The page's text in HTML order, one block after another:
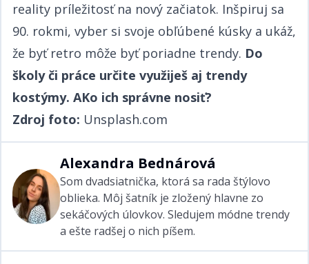
reality príležitosť na nový začiatok. Inšpiruj sa
90. rokmi, vyber si svoje obľúbené kúsky a ukáž,
že byť retro môže byť poriadne trendy.​​​​‌ ‍ ​‍​‍‌‍ ‌ ​‍‌‍‍‌‌‍‌ ‌‍‍‌‌‍ ‍​‍​‍​ ‍‍​‍​‍‌ ​ ‌‍​‌‌‍ ‍‌‍‍‌‌ ‌​‌ ‍‌​‍ ‍‌‍‍‌‌‍ ​‍​‍​‍ ​​‍​‍‌‍‍​‌ ​‍‌‍‌‌‌‍‌‍​‍​‍​ ‍‍​‍​‍‌‍‍​‌ ‌​‌ ‌​‌ ​​​ ‍‍​‍ ​‍ ‌‍ ​‌‍ ‌‍​ ‌‍​‌‌‍ ​‌‍‍​‌‍ ‌ ​ ‌ ‌​​ ‍‍​ ​ ​ ​​​ ​​​ ​​​‍ ‌ ​ ‌ ‌​‌ ‌‌‌‍‌​‌‍‍‌‌‍ ​‍ ‌‍‍‌‌‍ ‍‌ ‌​‌‍‌‌‌‍ ‍‌ ‌​​‍ ‌‍‌‌‌‍‌​‌‍‍‌‌ ‌​​‍ ‌‍ ‌‌‍ ‌‍‌​‌‍‌‌​ ‌‌ ​​‌ ​‍‌‍‌‌‌ ​ ‌‍‌‌‌‍ ‍‌ ‌​‌‍​‌‌ ‌​‌‍‍‌‌‍ ‌‍ ‍​ ‍ ‌‍‍‌‌‍‌​​ ‌​ ​‍‌‍​ ‌‍​ ‌‍‌​​ ‍​​ ‍​​ ‌‌​ ​‌​‍ ‌​ ‍​​ ​ ‌‍​‌​ ​‌​‍ ‌​ ‌​‌‍‌​​ ​‌​ ​‍​‍ ‌‌‍​‌‌‍​‌​ ​​​ ​​​‍ ‌​ ‍‌​ ‌ ​ ​‌‌‍​ ​ ​‌​ ​‌‌‍​‍‌‍‌​​ ​‍‌‍‌​‌‍‌‍​ ‌ ​ ‍ ‌ ‌​‌ ‍‌‌ ​​‌‍‌‌​ ‌‌ ​​‌‍ ‌ ​ ‌ ‌​​ ‍ ‌ ​​‌‍​‌‌ ‌​‌‍‍​​ ‌‌‍​ ‌‍ ‌‍ ‍‌ ‌​‌‍‌‌‌‍ ‍‌ ‌​​‍‌‌​ ‌‌‌​​‍‌‌ ‌‍‍ ‌‍‌‌‌ ‍‌​‍‌‌​ ​ ‌​‌​​‍‌‌​ ​ ‌​‌​​‍‌‌​ ​‍​ ​‍‌‍‌​​ ‌ ‌‍‌‍​ ‌ ‌‍‌​‌‍​ ​ ‌‌​ ​‌‌‍‌‍​ ‌​​ ‌‌​ ‍​​‍‌‌​ ​‍​ ​‍​‍‌‌​ ‌‌‌​‌​​‍ ‍‌‍​ ‌‍‍​‌‍‍‌‌‍ ​‌‍‌​‌ ​‍‌‍‌‌‌‍ ‍​‍‌‌​ ‌‌‌​​‍‌‌ ‌‍‍ ‌‍‌‌‌ ‍‌​‍‌‌​ ​ ‌​‌​​‍‌‌​ ​ ‌​‌​​‍‌‌​ ​‍​ ​‍​ ‍​‌‍‌‍‌‍‌‌​ ​ ​ ‌ ​ ​‍​ ​‍​ ‌‌‌‍‌​​ ‌ ​ ​ ​ ​‍​‍‌‌​ ​‍​ ​‍​‍‌‌​ ‌‌‌​‌​​‍ ‍‌ ‌​‌‍‌‌‌ ‍​‌ ‌​​ ‌‍​‍‌‍​‌‌ ​ ‌‍‌‌‌‌‌‌‌ ​‍‌‍ ​​ ‌‌‍‍​‌ ‌​‌ ‌​‌ ​​​‍‌‌​ ​ ‌​​‌​‍‌‌​ ​‍‌​‌‍​‍‌‌​ ​‍‌​‌‍‌‍ ​‌‍ ‌‍​ ‌‍​‌‌‍ ​‌‍‍​‌‍ ‌ ​ ‌ ‌​​‍‌‌​ ​ ‌​​‌​ ​ ​ ​​​ ​​​ ​​​‍‌‌​ ​‍‌​‌‍‌ ​ ‌ ‌​‌ ‌‌‌‍‌​‌‍‍‌‌‍ ​‍‌‍‌‍‍‌‌‍‌​​ ‌​ ​‍‌‍​ ‌‍​ ‌‍‌​​ ‍​​ ‍​​ ‌‌​ ​‌​‍ ‌​ ‍​​ ​ ‌‍​‌​ ​‌​‍ ‌​ ‌​‌‍‌​​ ​‌​ ​‍​‍ ‌‌‍​‌‌‍​‌​ ​​​ ​​​‍ ‌​ ‍‌​ ‌ ​ ​‌‌‍​ ​ ​‌​ ​‌‌‍​‍‌‍‌​​ ​‍‌‍‌​‌‍‌‍​ ‌ ​‍‌‍‌ ‌​‌ ‍‌‌ ​​‌‍‌‌​ ‌‌ ​​‌‍ ‌ ​ ‌ ‌​​‍‌‍‌ ​​‌‍​‌‌ ‌​‌‍‍​​ ‌‌‍​ ‌‍ ‌‍ ‍‌ ‌​‌‍‌‌‌‍ ‍‌ ‌​​‍‌‌​ ‌‌‌​​‍‌‌ ‌‍‍ ‌‍‌‌‌ ‍‌​‍‌‌​ ​ ‌​‌​​‍‌‌​ ​ ‌​‌​​‍‌‌​ ​‍​ ​‍‌‍‌​​ ‌ ‌‍‌‍​ ‌ ‌‍‌​‌‍​ ​ ‌‌​ ​‌‌‍‌‍​ ‌​​ ‌‌​ ‍​​‍‌‌​ ​‍​ ​‍​‍‌‌​ ‌‌‌​‌​​‍ ‍‌‍​ ‌‍‍​‌‍‍‌‌‍ ​‌‍‌​‌ ​‍‌‍‌‌‌‍ ‍​‍‌‌​ ‌‌‌​​‍‌‌ ‌‍‍ ‌‍‌‌‌ ‍‌​‍‌‌​ ​ ‌​‌​​‍‌‌​ ​ ‌​‌​​‍‌‌​ ​‍​ ​‍​ ‍​‌‍‌‍‌‍‌‌​ ​ ​ ‌ ​ ​‍​ ​‍​ ‌‌‌‍‌​​ ‌ ​ ​ ​ ​‍​‍‌‌​ ​‍​ ​‍​‍‌‌​ ‌‌‌​‌​​‍ ‍‌ ‌​‌‍‌‌‌ ‍​‌ ‌​​‍‌‍‌ ​​‌‍‌‌‌ ​‍‌ ​ ‌ ​​‌‍‌‌‌‍​ ‌ ‌​‌‍‍‌‌ ‌‍‌‍‌‌​ ‌‌ ​​‌ ‌‌‌‍​‍‌‍ ​‌‍‍‌‌ ​ ‌‍‍​‌‍‌‌‌‍‌​​‍​‍‌ ‌ Do
školy či práce určite využiješ aj trendy
kostýmy. AKo ich správne nosiť?​​​​‌ ‍ ​‍​‍‌‍ ‌ ​‍‌‍‍‌‌‍‌ ‌‍‍‌‌‍ ‍​‍​‍​ ‍‍​‍​‍‌ ​ ‌‍​‌‌‍ ‍‌‍‍‌‌ ‌​‌ ‍‌​‍ ‍‌‍‍‌‌‍ ​‍​‍​‍ ​​‍​‍‌‍‍​‌ ​‍‌‍‌‌‌‍‌‍​‍​‍​ ‍‍​‍​‍‌‍‍​‌ ‌​‌ ‌​‌ ​​​ ‍‍​‍ ​‍ ‌‍ ​‌‍ ‌‍​ ‌‍​‌‌‍ ​‌‍‍​‌‍ ‌ ​ ‌ ‌​​ ‍‍​ ​ ​ ​​​ ​​​ ​​​‍ ‌ ​ ‌ ‌​‌ ‌‌‌‍‌​‌‍‍‌‌‍ ​‍ ‌‍‍‌‌‍ ‍‌ ‌​‌‍‌‌‌‍ ‍‌ ‌​​‍ ‌‍‌‌‌‍‌​‌‍‍‌‌ ‌​​‍ ‌‍ ‌‌‍ ‌‍‌​‌‍‌‌​ ‌‌ ​​‌ ​‍‌‍‌‌‌ ​ ‌‍‌‌‌‍ ‍‌ ‌​‌‍​‌‌ ‌​‌‍‍‌‌‍ ‌‍ ‍​ ‍ ‌‍‍‌‌‍‌​​ ‌​ ​‍‌‍​ ‌‍​ ‌‍‌​​ ‍​​ ‍​​ ‌‌​ ​‌​‍ ‌​ ‍​​ ​ ‌‍​‌​ ​‌​‍ ‌​ ‌​‌‍‌​​ ​‌​ ​‍​‍ ‌‌‍​‌‌‍​‌​ ​​​ ​​​‍ ‌​ ‍‌​ ‌ ​ ​‌‌‍​ ​ ​‌​ ​‌‌‍​‍‌‍‌​​ ​‍‌‍‌​‌‍‌‍​ ‌ ​ ‍ ‌ ‌​‌ ‍‌‌ ​​‌‍‌‌​ ‌‌ ​​‌‍ ‌ ​ ‌ ‌​​ ‍ ‌ ​​‌‍​‌‌ ‌​‌‍‍​​ ‌‌‍​ ‌‍ ‌‍ ‍‌ ‌​‌‍‌‌‌‍ ‍‌ ‌​​‍‌‌​ ‌‌‌​​‍‌‌ ‌‍‍ ‌‍‌‌‌ ‍‌​‍‌‌​ ​ ‌​‌​​‍‌‌​ ​ ‌​‌​​‍‌‌​ ​‍​ ​‍‌‍‌​​ ‌ ‌‍‌‍​ ‌ ‌‍‌​‌‍​ ​ ‌‌​ ​‌‌‍‌‍​ ‌​​ ‌‌​ ‍​​‍‌‌​ ​‍​ ​‍​‍‌‌​ ‌‌‌​‌​​‍ ‍‌‍​ ‌‍‍​‌‍‍‌‌‍ ​‌‍‌​‌ ​‍‌‍‌‌‌‍ ‍​‍‌‌​ ‌‌‌​​‍‌‌ ‌‍‍ ‌‍‌‌‌ ‍‌​‍‌‌​ ​ ‌​‌​​‍‌‌​ ​ ‌​‌​​‍‌‌​ ​‍​ ​‍​ ‌‍​ ‌ ​ ‍‌​ ‌ ​ ‍​‌‍​‌​ ‍​‌‍‌‍​ ‍​‌‍‌‌‌‍‌​‌‍‌‌​‍‌‌​ ​‍​ ​‍​‍‌‌​ ‌‌‌​‌​​‍ ‍‌ ‌​‌‍‌‌‌ ‍​‌ ‌​​ ‌‍​‍‌‍​‌‌ ​ ‌‍‌‌‌‌‌‌‌ ​‍‌‍ ​​ ‌‌‍‍​‌ ‌​‌ ‌​‌ ​​​‍‌‌​ ​ ‌​​‌​‍‌‌​ ​‍‌​‌‍​‍‌‌​ ​‍‌​‌‍‌‍ ​‌‍ ‌‍​ ‌‍​‌‌‍ ​‌‍‍​‌‍ ‌ ​ ‌ ‌​​‍‌‌​ ​ ‌​​‌​ ​ ​ ​​​ ​​​ ​​​‍‌‌​ ​‍‌​‌‍‌ ​ ‌ ‌​‌ ‌‌‌‍‌​‌‍‍‌‌‍ ​‍‌‍‌‍‍‌‌‍‌​​ ‌​ ​‍‌‍​ ‌‍​ ‌‍‌​​ ‍​​ ‍​​ ‌‌​ ​‌​‍ ‌​ ‍​​ ​ ‌‍​‌​ ​‌​‍ ‌​ ‌​‌‍‌​​ ​‌​ ​‍​‍ ‌‌‍​‌‌‍​‌​ ​​​ ​​​‍ ‌​ ‍‌​ ‌ ​ ​‌‌‍​ ​ ​‌​ ​‌‌‍​‍‌‍‌​​ ​‍‌‍‌​‌‍‌‍​ ‌ ​‍‌‍‌ ‌​‌ ‍‌‌ ​​‌‍‌‌​ ‌‌ ​​‌‍ ‌ ​ ‌ ‌​​‍‌‍‌ ​​‌‍​‌‌ ‌​‌‍‍​​ ‌‌‍​ ‌‍ ‌‍ ‍‌ ‌​‌‍‌‌‌‍ ‍‌ ‌​​‍‌‌​ ‌‌‌​​‍‌‌ ‌‍‍ ‌‍‌‌‌ ‍‌​‍‌‌​ ​ ‌​‌​​‍‌‌​ ​ ‌​‌​​‍‌‌​ ​‍​ ​‍‌‍‌​​ ‌ ‌‍‌‍​ ‌ ‌‍‌​‌‍​ ​ ‌‌​ ​‌‌‍‌‍​ ‌​​ ‌‌​ ‍​​‍‌‌​ ​‍​ ​‍​‍‌‌​ ‌‌‌​‌​​‍ ‍‌‍​ ‌‍‍​‌‍‍‌‌‍ ​‌‍‌​‌ ​‍‌‍‌‌‌‍ ‍​‍‌‌​ ‌‌‌​​‍‌‌ ‌‍‍ ‌‍‌‌‌ ‍‌​‍‌‌​ ​ ‌​‌​​‍‌‌​ ​ ‌​‌​​‍‌‌​ ​‍​ ​‍​ ‌‍​ ‌ ​ ‍‌​ ‌ ​ ‍​‌‍​‌​ ‍​‌‍‌‍​ ‍​‌‍‌‌‌‍‌​‌‍‌‌​‍‌‌​ ​‍​ ​‍​‍‌‌​ ‌‌‌​‌​​‍ ‍‌ ‌​‌‍‌‌‌ ‍​‌ ‌​​‍‌‍‌ ​​‌‍‌‌‌ ​‍‌ ​ ‌ ​​‌‍‌‌‌‍​ ‌ ‌​‌‍‍‌‌ ‌‍‌‍‌‌​ ‌‌ ​​‌ ‌‌‌‍​‍‌‍ ​‌‍‍‌‌ ​ ‌‍‍​‌‍‌‌‌‍‌​​‍​‍‌ ‌
Zdroj foto:​​​​‌ ‍ ​‍​‍‌‍ ‌ ​‍‌‍‍‌‌‍‌ ‌‍‍‌‌‍ ‍​‍​‍​ ‍‍​‍​‍‌ ​ ‌‍​‌‌‍ ‍‌‍‍‌‌ ‌​‌ ‍‌​‍ ‍‌‍‍‌‌‍ ​‍​‍​‍ ​​‍​‍‌‍‍​‌ ​‍‌‍‌‌‌‍‌‍​‍​‍​ ‍‍​‍​‍‌‍‍​‌ ‌​‌ ‌​‌ ​​​ ‍‍​‍ ​‍ ‌‍ ​‌‍ ‌‍​ ‌‍​‌‌‍ ​‌‍‍​‌‍ ‌ ​ ‌ ‌​​ ‍‍​ ​ ​ ​​​ ​​​ ​​​‍ ‌ ​ ‌ ‌​‌ ‌‌‌‍‌​‌‍‍‌‌‍ ​‍ ‌‍‍‌‌‍ ‍‌ ‌​‌‍‌‌‌‍ ‍‌ ‌​​‍ ‌‍‌‌‌‍‌​‌‍‍‌‌ ‌​​‍ ‌‍ ‌‌‍ ‌‍‌​‌‍‌‌​ ‌‌ ​​‌ ​‍‌‍‌‌‌ ​ ‌‍‌‌‌‍ ‍‌ ‌​‌‍​‌‌ ‌​‌‍‍‌‌‍ ‌‍ ‍​ ‍ ‌‍‍‌‌‍‌​​ ‌​ ​‍‌‍​ ‌‍​ ‌‍‌​​ ‍​​ ‍​​ ‌‌​ ​‌​‍ ‌​ ‍​​ ​ ‌‍​‌​ ​‌​‍ ‌​ ‌​‌‍‌​​ ​‌​ ​‍​‍ ‌‌‍​‌‌‍​‌​ ​​​ ​​​‍ ‌​ ‍‌​ ‌ ​ ​‌‌‍​ ​ ​‌​ ​‌‌‍​‍‌‍‌​​ ​‍‌‍‌​‌‍‌‍​ ‌ ​ ‍ ‌ ‌​‌ ‍‌‌ ​​‌‍‌‌​ ‌‌ ​​‌‍ ‌ ​ ‌ ‌​​ ‍ ‌ ​​‌‍​‌‌ ‌​‌‍‍​​ ‌‌‍​ ‌‍ ‌‍ ‍‌ ‌​‌‍‌‌‌‍ ‍‌ ‌​​‍‌‌​ ‌‌‌​​‍‌‌ ‌‍‍ ‌‍‌‌‌ ‍‌​‍‌‌​ ​ ‌​‌​​‍‌‌​ ​ ‌​‌​​‍‌‌​ ​‍​ ​‍​ ‌‌‌‍​‍‌‍​‍​ ​​‌‍​‍‌‍​‍​ ​​​ ‍​‌‍‌‌‌‍‌‌‌‍​ ​ ‍‌​‍‌‌​ ​‍​ ​‍​‍‌‌​ ‌‌‌​‌​​‍ ‍‌‍​ ‌‍‍​‌‍‍‌‌‍ ​‌‍‌​‌ ​‍‌‍‌‌‌‍ ‍​‍‌‌​ ‌‌‌​​‍‌‌ ‌‍‍ ‌‍‌‌‌ ‍‌​‍‌‌​ ​ ‌​‌​​‍‌‌​ ​ ‌​‌​​‍‌‌​ ​‍​ ​‍‌‍‌​‌‍‌​‌‍‌​‌‍‌​‌‍​‍​ ‍‌‌‍​‍‌‍‌​​ ​ ​ ‍‌​ ‌ ‌‍‌​​‍‌‌​ ​‍​ ​‍​‍‌‌​ ‌‌‌​‌​​‍ ‍‌ ‌​‌‍‌‌‌ ‍​‌ ‌​​ ‌‍​‍‌‍​‌‌ ​ ‌‍‌‌‌‌‌‌‌ ​‍‌‍ ​​ ‌‌‍‍​‌ ‌​‌ ‌​‌ ​​​‍‌‌​ ​ ‌​​‌​‍‌‌​ ​‍‌​‌‍​‍‌‌​ ​‍‌​‌‍‌‍ ​‌‍ ‌‍​ ‌‍​‌‌‍ ​‌‍‍​‌‍ ‌ ​ ‌ ‌​​‍‌‌​ ​ ‌​​‌​ ​ ​ ​​​ ​​​ ​​​‍‌‌​ ​‍‌​‌‍‌ ​ ‌ ‌​‌ ‌‌‌‍‌​‌‍‍‌‌‍ ​‍‌‍‌‍‍‌‌‍‌​​ ‌​ ​‍‌‍​ ‌‍​ ‌‍‌​​ ‍​​ ‍​​ ‌‌​ ​‌​‍ ‌​ ‍​​ ​ ‌‍​‌​ ​‌​‍ ‌​ ‌​‌‍‌​​ ​‌​ ​‍​‍ ‌‌‍​‌‌‍​‌​ ​​​ ​​​‍ ‌​ ‍‌​ ‌ ​ ​‌‌‍​ ​ ​‌​ ​‌‌‍​‍‌‍‌​​ ​‍‌‍‌​‌‍‌‍​ ‌ ​‍‌‍‌ ‌​‌ ‍‌‌ ​​‌‍‌‌​ ‌‌ ​​‌‍ ‌ ​ ‌ ‌​​‍‌‍‌ ​​‌‍​‌‌ ‌​‌‍‍​​ ‌‌‍​ ‌‍ ‌‍ ‍‌ ‌​‌‍‌‌‌‍ ‍‌ ‌​​‍‌‌​ ‌‌‌​​‍‌‌ ‌‍‍ ‌‍‌‌‌ ‍‌​‍‌‌​ ​ ‌​‌​​‍‌‌​ ​ ‌​‌​​‍‌‌​ ​‍​ ​‍​ ‌‌‌‍​‍‌‍​‍​ ​​‌‍​‍‌‍​‍​ ​​​ ‍​‌‍‌‌‌‍‌‌‌‍​ ​ ‍‌​‍‌‌​ ​‍​ ​‍​‍‌‌​ ‌‌‌​‌​​‍ ‍‌‍​ ‌‍‍​‌‍‍‌‌‍ ​‌‍‌​‌ ​‍‌‍‌‌‌‍ ‍​‍‌‌​ ‌‌‌​​‍‌‌ ‌‍‍ ‌‍‌‌‌ ‍‌​‍‌‌​ ​ ‌​‌​​‍‌‌​ ​ ‌​‌​​‍‌‌​ ​‍​ ​‍‌‍‌​‌‍‌​‌‍‌​‌‍‌​‌‍​‍​ ‍‌‌‍​‍‌‍‌​​ ​ ​ ‍‌​ ‌ ‌‍‌​​‍‌‌​ ​‍​ ​‍​‍‌‌​ ‌‌‌​‌​​‍ ‍‌ ‌​‌‍‌‌‌ ‍​‌ ‌​​‍‌‍‌ ​​‌‍‌‌‌ ​‍‌ ​ ‌ ​​‌‍‌‌‌‍​ ‌ ‌​‌‍‍‌‌ ‌‍‌‍‌‌​ ‌‌ ​​‌ ‌‌‌‍​‍‌‍ ​‌‍‍‌‌ ​ ‌‍‍​‌‍‌‌‌‍‌​​‍​‍‌ ‌ Unsplash.com​​​​‌ ‍ ​‍​‍‌‍ ‌ ​‍‌‍‍‌‌‍‌ ‌‍‍‌‌‍ ‍​‍​‍​ ‍‍​‍​‍‌ ​ ‌‍​‌‌‍ ‍‌‍‍‌‌ ‌​‌ ‍‌​‍ ‍‌‍‍‌‌‍ ​‍​‍​‍ ​​‍​‍‌‍‍​‌ ​‍‌‍‌‌‌‍‌‍​‍​‍​ ‍‍​‍​‍‌‍‍​‌ ‌​‌ ‌​‌ ​​​ ‍‍​‍ ​‍ ‌‍ ​‌‍ ‌‍​ ‌‍​‌‌‍ ​‌‍‍​‌‍ ‌ ​ ‌ ‌​​ ‍‍​ ​ ​ ​​​ ​​​ ​​​‍ ‌ ​ ‌ ‌​‌ ‌‌‌‍‌​‌‍‍‌‌‍ ​‍ ‌‍‍‌‌‍ ‍‌ ‌​‌‍‌‌‌‍ ‍‌ ‌​​‍ ‌‍‌‌‌‍‌​‌‍‍‌‌ ‌​​‍ ‌‍ ‌‌‍ ‌‍‌​‌‍‌‌​ ‌‌ ​​‌ ​‍‌‍‌‌‌ ​ ‌‍‌‌‌‍ ‍‌ ‌​‌‍​‌‌ ‌​‌‍‍‌‌‍ ‌‍ ‍​ ‍ ‌‍‍‌‌‍‌​​ ‌​ ​‍‌‍​ ‌‍​ ‌‍‌​​ ‍​​ ‍​​ ‌‌​ ​‌​‍ ‌​ ‍​​ ​ ‌‍​‌​ ​‌​‍ ‌​ ‌​‌‍‌​​ ​‌​ ​‍​‍ ‌‌‍​‌‌‍​‌​ ​​​ ​​​‍ ‌​ ‍‌​ ‌ ​ ​‌‌‍​ ​ ​‌​ ​‌‌‍​‍‌‍‌​​ ​‍‌‍‌​‌‍‌‍​ ‌ ​ ‍ ‌ ‌​‌ ‍‌‌ ​​‌‍‌‌​ ‌‌ ​​‌‍ ‌ ​ ‌ ‌​​ ‍ ‌ ​​‌‍​‌‌ ‌​‌‍‍​​ ‌‌‍​ ‌‍ ‌‍ ‍‌ ‌​‌‍‌‌‌‍ ‍‌ ‌​​‍‌‌​ ‌‌‌​​‍‌‌ ‌‍‍ ‌‍‌‌‌ ‍‌​‍‌‌​ ​ ‌​‌​​‍‌‌​ ​ ‌​‌​​‍‌‌​ ​‍​ ​‍​ ‌‌‌‍​‍‌‍​‍​ ​​‌‍​‍‌‍​‍​ ​​​ ‍​‌‍‌‌‌‍‌‌‌‍​ ​ ‍‌​‍‌‌​ ​‍​ ​‍​‍‌‌​ ‌‌‌​‌​​‍ ‍‌‍​ ‌‍‍​‌‍‍‌‌‍ ​‌‍‌​‌ ​‍‌‍‌‌‌‍ ‍​‍‌‌​ ‌‌‌​​‍‌‌ ‌‍‍ ‌‍‌‌‌ ‍‌​‍‌‌​ ​ ‌​‌​​‍‌‌​ ​ ‌​‌​​‍‌‌​ ​‍​ ​‍​ ​​​ ​‌​ ​‌​ ‍‌‌‍​‍​ ​‍​ ‌ ​ ‌ ‌‍​ ​ ‌​‌‍​‍​ ​ ​‍‌‌​ ​‍​ ​‍​‍‌‌​ ‌‌‌​‌​​‍ ‍‌ ‌​‌‍‌‌‌ ‍​‌ ‌​​ ‌‍​‍‌‍​‌‌ ​ ‌‍‌‌‌‌‌‌‌ ​‍‌‍ ​​ ‌‌‍‍​‌ ‌​‌ ‌​‌ ​​​‍‌‌​ ​ ‌​​‌​‍‌‌​ ​‍‌​‌‍​‍‌‌​ ​‍‌​‌‍‌‍ ​‌‍ ‌‍​ ‌‍​‌‌‍ ​‌‍‍​‌‍ ‌ ​ ‌ ‌​​‍‌‌​ ​ ‌​​‌​ ​ ​ ​​​ ​​​ ​​​‍‌‌​ ​‍‌​‌‍‌ ​ ‌ ‌​‌ ‌‌‌‍‌​‌‍‍‌‌‍ ​‍‌‍‌‍‍‌‌‍‌​​ ‌​ ​‍‌‍​ ‌‍​ ‌‍‌​​ ‍​​ ‍​​ ‌‌​ ​‌​‍ ‌​ ‍​​ ​ ‌‍​‌​ ​‌​‍ ‌​ ‌​‌‍‌​​ ​‌​ ​‍​‍ ‌‌‍​‌‌‍​‌​ ​​​ ​​​‍ ‌​ ‍‌​ ‌ ​ ​‌‌‍​ ​ ​‌​ ​‌‌‍​‍‌‍‌​​ ​‍‌‍‌​‌‍‌‍​ ‌ ​‍‌‍‌ ‌​‌ ‍‌‌ ​​‌‍‌‌​ ‌‌ ​​‌‍ ‌ ​ ‌ ‌​​‍‌‍‌ ​​‌‍​‌‌ ‌​‌‍‍​​ ‌‌‍​ ‌‍ ‌‍ ‍‌ ‌​‌‍‌‌‌‍ ‍‌ ‌​​‍‌‌​ ‌‌‌​​‍‌‌ ‌‍‍ ‌‍‌‌‌ ‍‌​‍‌‌​ ​ ‌​‌​​‍‌‌​ ​ ‌​‌​​‍‌‌​ ​‍​ ​‍​ ‌‌‌‍​‍‌‍​‍​ ​​‌‍​‍‌‍​‍​ ​​​ ‍​‌‍‌‌‌‍‌‌‌‍​ ​ ‍‌​‍‌‌​ ​‍​ ​‍​‍‌‌​ ‌‌‌​‌​​‍ ‍‌‍​ ‌‍‍​‌‍‍‌‌‍ ​‌‍‌​‌ ​‍‌‍‌‌‌‍ ‍​‍‌‌​ ‌‌‌​​‍‌‌ ‌‍‍ ‌‍‌‌‌ ‍‌​‍‌‌​ ​ ‌​‌​​‍‌‌​ ​ ‌​‌​​‍‌‌​ ​‍​ ​‍​ ​​​ ​‌​ ​‌​ ‍‌‌‍​‍​ ​‍​ ‌ ​ ‌ ‌‍​ ​ ‌​‌‍​‍​ ​ ​‍‌‌​ ​‍​ ​‍​‍‌‌​ ‌‌‌​‌​​‍ ‍‌ ‌​‌‍‌‌‌ ‍​‌ ‌​​‍‌‍‌ ​​‌‍‌‌‌ ​‍‌ ​ ‌ ​​‌‍‌‌‌‍​ ‌ ‌​‌‍‍‌‌ ‌‍‌‍‌‌​ ‌‌ ​​‌ ‌‌‌‍​‍‌‍ ​‌‍‍‌‌ ​ ‌‍‍​‌‍‌‌‌‍‌​​‍​‍‌ ‌
Alexandra Bednárová​​​​‌ ‍ ​‍​‍‌‍ ‌ ​‍‌‍‍‌‌‍‌ ‌‍‍‌‌‍ ‍​‍​‍​ ‍‍​‍​‍‌ ​ ‌‍​‌‌‍ ‍‌‍‍‌‌ ‌​‌ ‍‌​‍ ‍‌‍‍‌‌‍ ​‍​‍​‍ ​​‍​‍‌‍‍​‌ ​‍‌‍‌‌‌‍‌‍​‍​‍​ ‍‍​‍​‍‌‍‍​‌ ‌​‌ ‌​‌ ​​​ ‍‍​‍ ​‍ ‌‍ ​‌‍ ‌‍​ ‌‍​‌‌‍ ​‌‍‍​‌‍ ‌ ​ ‌ ‌​​ ‍‍​ ​ ​ ​​​ ​​​ ​​​‍ ‌ ​ ‌ ‌​‌ ‌‌‌‍‌​‌‍‍‌‌‍ ​‍ ‌‍‍‌‌‍ ‍‌ ‌​‌‍‌‌‌‍ ‍‌ ‌​​‍ ‌‍‌‌‌‍‌​‌‍‍‌‌ ‌​​‍ ‌‍ ‌‌‍ ‌‍‌​‌‍‌‌​ ‌‌ ​​‌ ​‍‌‍‌‌‌ ​ ‌‍‌‌‌‍ ‍‌ ‌​‌‍​‌‌ ‌​‌‍‍‌‌‍ ‌‍ ‍​ ‍ ‌‍‍‌‌‍‌​​ ‌‌‍​‌‌ ‌‌‌ ‌​‌‍‍​‌‍ ‌ ​‍​‍ ‌​ ​‌​ ‍​​ ‍ ‌ ‌​‌ ‍‌‌ ​​‌‍‌‌​ ‌‌‍​‌‌ ‌‌‌ ‌​‌‍‍​‌‍ ‌ ​‍​ ‍ ‌ ​​‌‍​‌‌ ‌​‌‍‍​​ ‌‌‍ ‍‌‍​‌‌‍ ‌‌‍‌‌​ ‌‍​‍‌‍​‌‌ ​ ‌‍‌‌‌‌‌‌‌ ​‍‌‍ ​​ ‌‌‍‍​‌ ‌​‌ ‌​‌ ​​​‍‌‌​ ​ ‌​​‌​‍‌‌​ ​‍‌​‌‍​‍‌‌​ ​‍‌​‌‍‌‍ ​‌‍ ‌‍​ ‌‍​‌‌‍ ​‌‍‍​‌‍ ‌ ​ ‌ ‌​​‍‌‌​ ​ ‌​​‌​ ​ ​ ​​​ ​​​ ​​​‍‌‌​ ​‍‌​‌‍‌ ​ ‌ ‌​‌ ‌‌‌‍‌​‌‍‍‌‌‍ ​‍‌‍‌‍‍‌‌‍‌​​ ‌‌‍​‌‌ ‌‌‌ ‌​‌‍‍​‌‍ ‌ ​‍​‍ ‌​ ​‌​ ‍​​‍‌‍‌ ‌​‌ ‍‌‌ ​​‌‍‌‌​ ‌‌‍​‌‌ ‌‌‌ ‌​‌‍‍​‌‍ ‌ ​‍​‍‌‍‌ ​​‌‍​‌‌ ‌​‌‍‍​​ ‌‌‍ ‍‌‍​‌‌‍ ‌‌‍‌‌​‍‌‍‌ ​​‌‍‌‌‌ ​‍‌ ​ ‌ ​​‌‍‌‌‌‍​ ‌ ‌​‌‍‍‌‌ ‌‍‌‍‌‌​ ‌‌ ​​‌ ‌‌‌‍​‍‌‍ ​‌‍‍‌‌ ​ ‌‍‍​‌‍‌‌‌‍‌​​‍​‍‌ ‌
Som dvadsiatnička, ktorá sa rada štýlovo
oblieka. Môj šatník je zložený hlavne zo
sekáčových úlovkov. Sledujem módne trendy
a ešte radšej o nich píšem. ​​​​‌ ‍ ​‍​‍‌‍ ‌ ​‍‌‍‍‌‌‍‌ ‌‍‍‌‌‍ ‍​‍​‍​ ‍‍​‍​‍‌ ​ ‌‍​‌‌‍ ‍‌‍‍‌‌ ‌​‌ ‍‌​‍ ‍‌‍‍‌‌‍ ​‍​‍​‍ ​​‍​‍‌‍‍​‌ ​‍‌‍‌‌‌‍‌‍​‍​‍​ ‍‍​‍​‍‌‍‍​‌ ‌​‌ ‌​‌ ​​​ ‍‍​‍ ​‍ ‌‍ ​‌‍ ‌‍​ ‌‍​‌‌‍ ​‌‍‍​‌‍ ‌ ​ ‌ ‌​​ ‍‍​ ​ ​ ​​​ ​​​ ​​​‍ ‌ ​ ‌ ‌​‌ ‌‌‌‍‌​‌‍‍‌‌‍ ​‍ ‌‍‍‌‌‍ ‍‌ ‌​‌‍‌‌‌‍ ‍‌ ‌​​‍ ‌‍‌‌‌‍‌​‌‍‍‌‌ ‌​​‍ ‌‍ ‌‌‍ ‌‍‌​‌‍‌‌​ ‌‌ ​​‌ ​‍‌‍‌‌‌ ​ ‌‍‌‌‌‍ ‍‌ ‌​‌‍​‌‌ ‌​‌‍‍‌‌‍ ‌‍ ‍​ ‍ ‌‍‍‌‌‍‌​​ ‌‌‍​‌‌ ‌‌‌ ‌​‌‍‍​‌‍ ‌ ​‍​‍ ‌​ ​‌​ ‍​​ ‍ ‌ ‌​‌ ‍‌‌ ​​‌‍‌‌​ ‌‌‍​‌‌ ‌‌‌ ‌​‌‍‍​‌‍ ‌ ​‍​ ‍ ‌ ​​‌‍​‌‌ ‌​‌‍‍​​ ‌‌‍‌​‌‍‌‌‌ ​ ‌‍​ ‌ ​‍‌‍‍‌‌ ​​‌ ‌​‌‍‍‌‌‍ ‌‍ ‍​ ‌‍​‍‌‍​‌‌ ​ ‌‍‌‌‌‌‌‌‌ ​‍‌‍ ​​ ‌‌‍‍​‌ ‌​‌ ‌​‌ ​​​‍‌‌​ ​ ‌​​‌​‍‌‌​ ​‍‌​‌‍​‍‌‌​ ​‍‌​‌‍‌‍ ​‌‍ ‌‍​ ‌‍​‌‌‍ ​‌‍‍​‌‍ ‌ ​ ‌ ‌​​‍‌‌​ ​ ‌​​‌​ ​ ​ ​​​ ​​​ ​​​‍‌‌​ ​‍‌​‌‍‌ ​ ‌ ‌​‌ ‌‌‌‍‌​‌‍‍‌‌‍ ​‍‌‍‌‍‍‌‌‍‌​​ ‌‌‍​‌‌ ‌‌‌ ‌​‌‍‍​‌‍ ‌ ​‍​‍ ‌​ ​‌​ ‍​​‍‌‍‌ ‌​‌ ‍‌‌ ​​‌‍‌‌​ ‌‌‍​‌‌ ‌‌‌ ‌​‌‍‍​‌‍ ‌ ​‍​‍‌‍‌ ​​‌‍​‌‌ ‌​‌‍‍​​ ‌‌‍‌​‌‍‌‌‌ ​ ‌‍​ ‌ ​‍‌‍‍‌‌ ​​‌ ‌​‌‍‍‌‌‍ ‌‍ ‍​‍‌‍‌ ​​‌‍‌‌‌ ​‍‌ ​ ‌ ​​‌‍‌‌‌‍​ ‌ ‌​‌‍‍‌‌ ‌‍‌‍‌‌​ ‌‌ ​​‌ ‌‌‌‍​‍‌‍ ​‌‍‍‌‌ ​ ‌‍‍​‌‍‌‌‌‍‌​​‍​‍‌ ‌